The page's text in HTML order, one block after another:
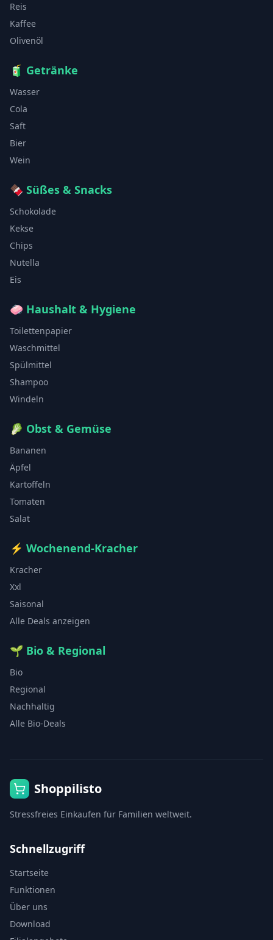
Reis
Kaffee
Olivenöl
🧃 Getränke
Wasser
Cola
Saft
Bier
Wein
🍫 Süßes & Snacks
Schokolade
Kekse
Chips
Nutella
Eis
🧼 Haushalt & Hygiene
Toilettenpapier
Waschmittel
Spülmittel
Shampoo
Windeln
🥬 Obst & Gemüse
Bananen
Äpfel
Kartoffeln
Tomaten
Salat
⚡ Wochenend-Kracher
Kracher
Xxl
Saisonal
Alle Deals anzeigen
🌱 Bio & Regional
Bio
Regional
Nachhaltig
Alle Bio-Deals
Shoppilisto
Stressfreies Einkaufen für Familien weltweit.
Schnellzugriff
Startseite
Funktionen
Über uns
Download